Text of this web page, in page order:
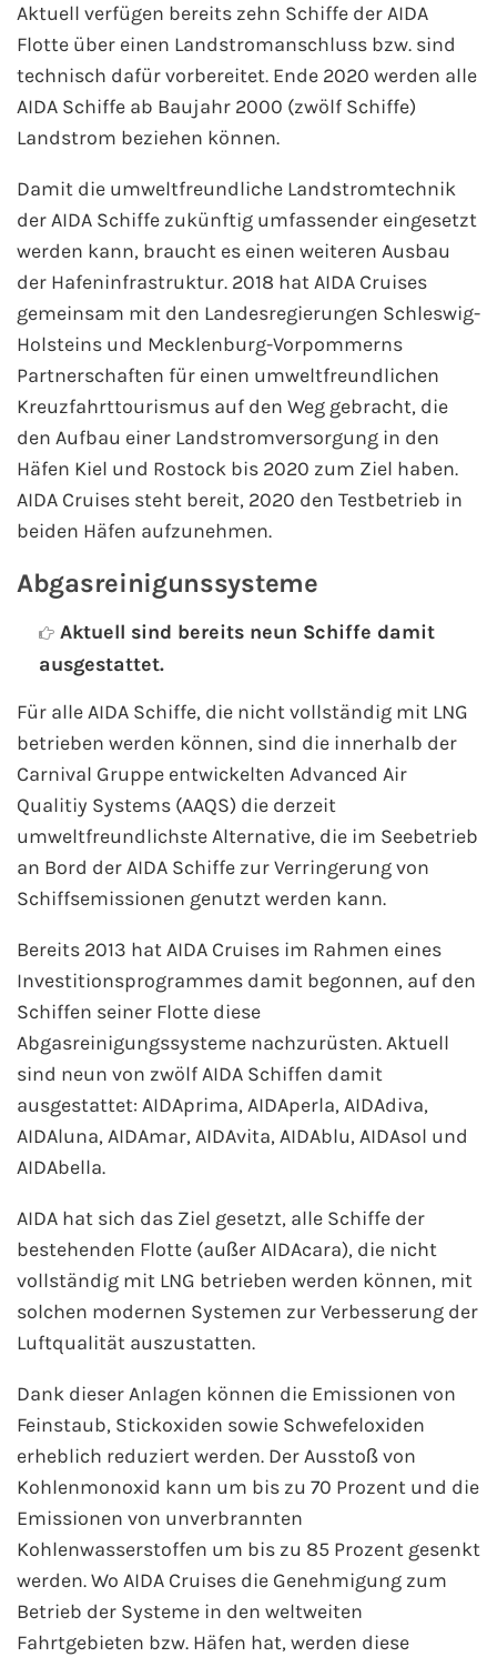
Kreuzfahrt-Kalender
Kreuzfahrt-Bücher
Kreuzfahrt gewinnen
Kreuzfahrt-Quiz
Reiseversicherungen
Flug buchen
Kreuzfahrt buchen
Aktuell verfügen bereits zehn Schiffe der AIDA
Flotte über einen Landstromanschluss bzw. sind
technisch dafür vorbereitet. Ende 2020 werden alle
AIDA Schiffe ab Baujahr 2000 (zwölf Schiffe)
Landstrom beziehen können.
Damit die umweltfreundliche Landstromtechnik
der AIDA Schiffe zukünftig umfassender eingesetzt
werden kann, braucht es einen weiteren Ausbau
der Hafeninfrastruktur. 2018 hat AIDA Cruises
gemeinsam mit den Landesregierungen Schleswig-
Holsteins und Mecklenburg-Vorpommerns
Partnerschaften für einen umweltfreundlichen
Kreuzfahrttourismus auf den Weg gebracht, die
den Aufbau einer Landstromversorgung in den
Häfen Kiel und Rostock bis 2020 zum Ziel haben.
AIDA Cruises steht bereit, 2020 den Testbetrieb in
beiden Häfen aufzunehmen.
Abgasreinigunssysteme
Aktuell sind bereits neun Schiffe damit
ausgestattet.
Für alle AIDA Schiffe, die nicht vollständig mit LNG
betrieben werden können, sind die innerhalb der
Carnival Gruppe entwickelten Advanced Air
Qualitiy Systems (AAQS) die derzeit
umweltfreundlichste Alternative, die im Seebetrieb
an Bord der AIDA Schiffe zur Verringerung von
Schiffsemissionen genutzt werden kann.
Bereits 2013 hat AIDA Cruises im Rahmen eines
Investitionsprogrammes damit begonnen, auf den
Schiffen seiner Flotte diese
Abgasreinigungssysteme nachzurüsten. Aktuell
sind neun von zwölf AIDA Schiffen damit
ausgestattet: AIDAprima, AIDAperla, AIDAdiva,
AIDAluna, AIDAmar, AIDAvita, AIDAblu, AIDAsol und
AIDAbella.
AIDA hat sich das Ziel gesetzt, alle Schiffe der
bestehenden Flotte (außer AIDAcara), die nicht
vollständig mit LNG betrieben werden können, mit
solchen modernen Systemen zur Verbesserung der
Luftqualität auszustatten.
Dank dieser Anlagen können die Emissionen von
Feinstaub, Stickoxiden sowie Schwefeloxiden
erheblich reduziert werden. Der Ausstoß von
Kohlenmonoxid kann um bis zu 70 Prozent und die
Emissionen von unverbrannten
Kohlenwasserstoffen um bis zu 85 Prozent gesenkt
werden. Wo AIDA Cruises die Genehmigung zum
Betrieb der Systeme in den weltweiten
Fahrtgebieten bzw. Häfen hat, werden diese